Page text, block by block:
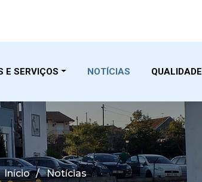
E SERVIÇOS NOTÍCIAS QUALIDADE
Início Notícias